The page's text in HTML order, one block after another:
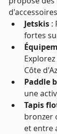
Jetskis :
fortes
Côte
Paddle
une
Tapis
bronzer
et entre